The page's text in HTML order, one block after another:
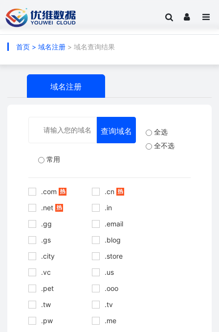
首页 > 域名注册 > 域名查询结果
域名注册
全选
全不选
常用
.com
.cn
.net
.in
.gg
.email
.gs
.blog
.city
.store
.vc
.us
.pet
.ooo
.tw
.tv
.pw
.me